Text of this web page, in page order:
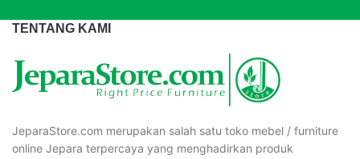
TENTANG KAMI
JeparaStore.com merupakan salah satu toko mebel / furniture
online Jepara terpercaya yang menghadirkan produk